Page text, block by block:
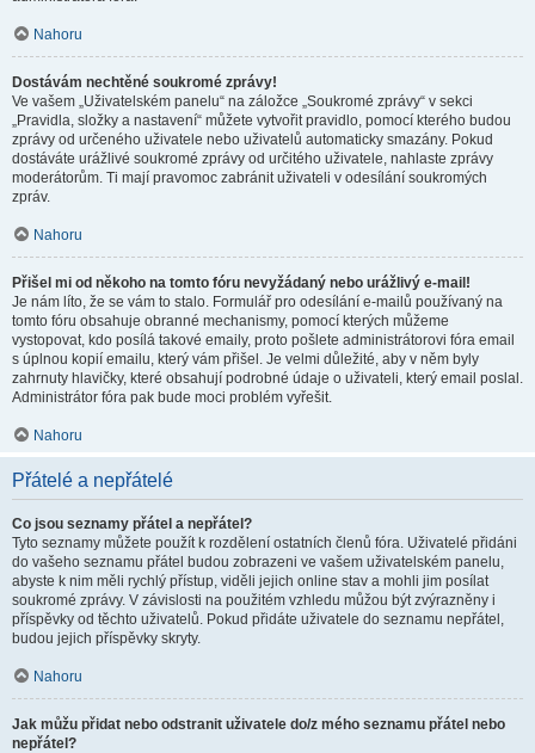
Nahoru
Dostávám nechtěné soukromé zprávy!
Ve vašem „Uživatelském panelu“ na záložce „Soukromé zprávy“ v sekci
„Pravidla, složky a nastavení“ můžete vytvořit pravidlo, pomocí kterého budou
zprávy od určeného uživatele nebo uživatelů automaticky smazány. Pokud
dostáváte urážlivé soukromé zprávy od určitého uživatele, nahlaste zprávy
moderátorům. Ti mají pravomoc zabránit uživateli v odesílání soukromých
zpráv.
Nahoru
Přišel mi od někoho na tomto fóru nevyžádaný nebo urážlivý e-mail!
Je nám líto, že se vám to stalo. Formulář pro odesílání e-mailů používaný na
tomto fóru obsahuje obranné mechanismy, pomocí kterých můžeme
vystopovat, kdo posílá takové emaily, proto pošlete administrátorovi fóra email
s úplnou kopií emailu, který vám přišel. Je velmi důležité, aby v něm byly
zahrnuty hlavičky, které obsahují podrobné údaje o uživateli, který email poslal.
Administrátor fóra pak bude moci problém vyřešit.
Nahoru
Přátelé a nepřátelé
Co jsou seznamy přátel a nepřátel?
Tyto seznamy můžete použít k rozdělení ostatních členů fóra. Uživatelé přidáni
do vašeho seznamu přátel budou zobrazeni ve vašem uživatelském panelu,
abyste k nim měli rychlý přístup, viděli jejich online stav a mohli jim posílat
soukromé zprávy. V závislosti na použitém vzhledu můžou být zvýrazněny i
příspěvky od těchto uživatelů. Pokud přidáte uživatele do seznamu nepřátel,
budou jejich příspěvky skryty.
Nahoru
Jak můžu přidat nebo odstranit uživatele do/z mého seznamu přátel nebo
nepřátel?